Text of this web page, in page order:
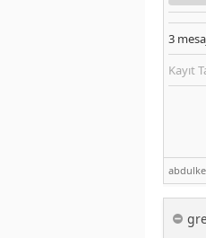
3
Kayıt